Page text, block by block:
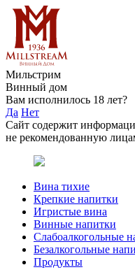
Мильстрим
Винный дом
Вам исполнилось 18 лет?
Да Нет
Сайт содержит
не рекомендованную
Вина тихие
Крепкие напитки
Игристые вина
Винные напитки
Слабоалкогольные
Безалкогольные
Продукты